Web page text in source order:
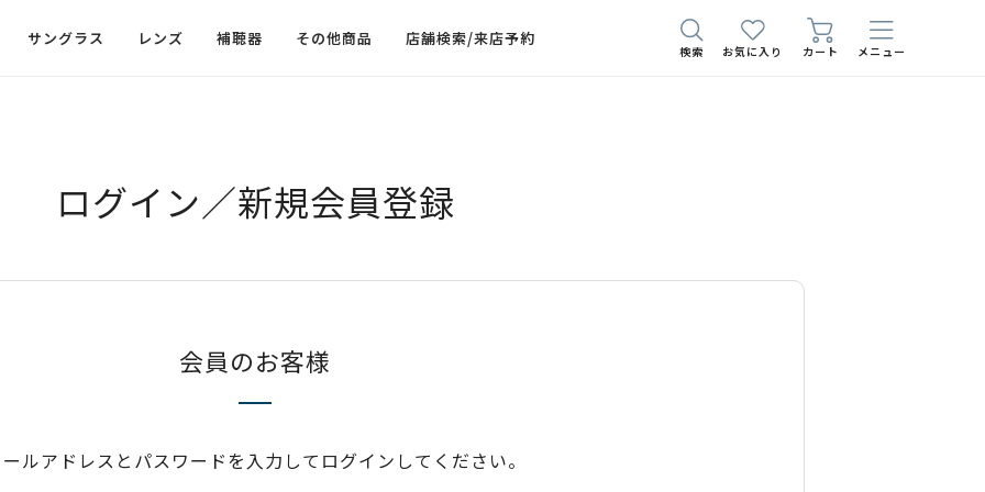
サングラス レンズ 補聴器 その他商品 店舗検索/来店予約
検索 お気に入り カート メニュー
ログイン／新規会員登録
会員のお客様
ルアドレスとパスワードを入力してログインしてください。